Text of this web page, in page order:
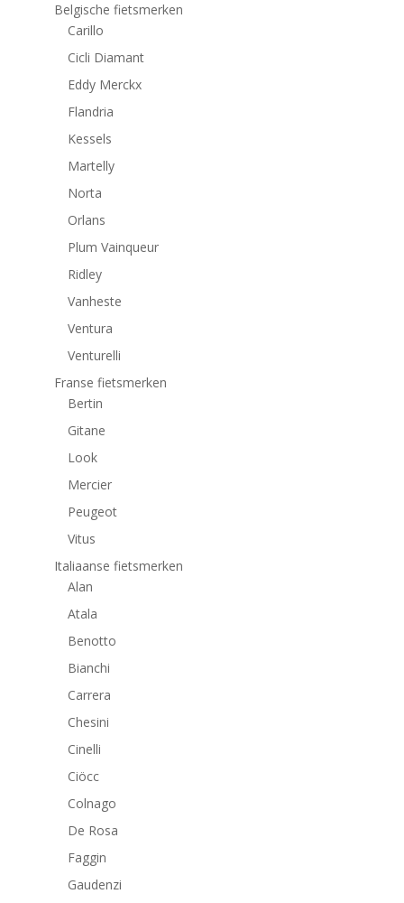
Belgische fietsmerken
Carillo
Cicli Diamant
Eddy Merckx
Flandria
Kessels
Martelly
Norta
Orlans
Plum Vainqueur
Ridley
Vanheste
Ventura
Venturelli
Franse fietsmerken
Bertin
Gitane
Look
Mercier
Peugeot
Vitus
Italiaanse fietsmerken
Alan
Atala
Benotto
Bianchi
Carrera
Chesini
Cinelli
Ciöcc
Colnago
De Rosa
Faggin
Gaudenzi